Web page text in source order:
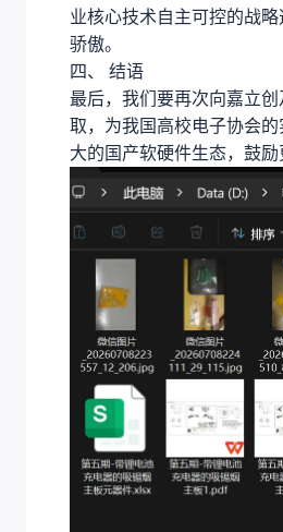
业核心技术自主可控的战
骄傲。
四、 结语
最后，我们要再次向嘉立
取，为我国高校电子协会
大的国产软硬件生态，鼓